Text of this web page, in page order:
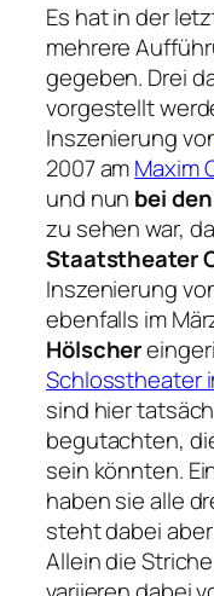
Es hat in der
mehrere
gegeben. Drei
vorgestellt
Inszenierung
2007 amMaxim
und nun bei
zu sehen war,
Staatstheater
Inszenierung
ebenfalls im
Hölscher
Schlosstheater
sind hier
begutachten,
sein könnten.
haben sie alle
steht dabei
Allein die